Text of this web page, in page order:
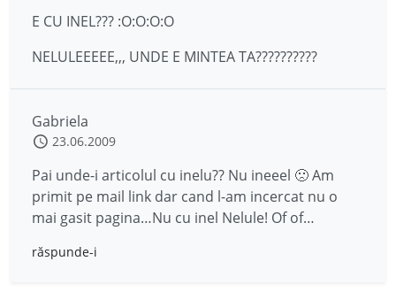
E CU INEL??? :O:O:O:O
NELULEEEEE,,, UNDE E MINTEA TA??????????
Gabriela
23.06.2009
Pai unde-i articolul cu inelu?? Nu ineeel 🙁 Am
primit pe mail link dar cand l-am incercat nu o
mai gasit pagina…Nu cu inel Nelule! Of of…
răspunde-i